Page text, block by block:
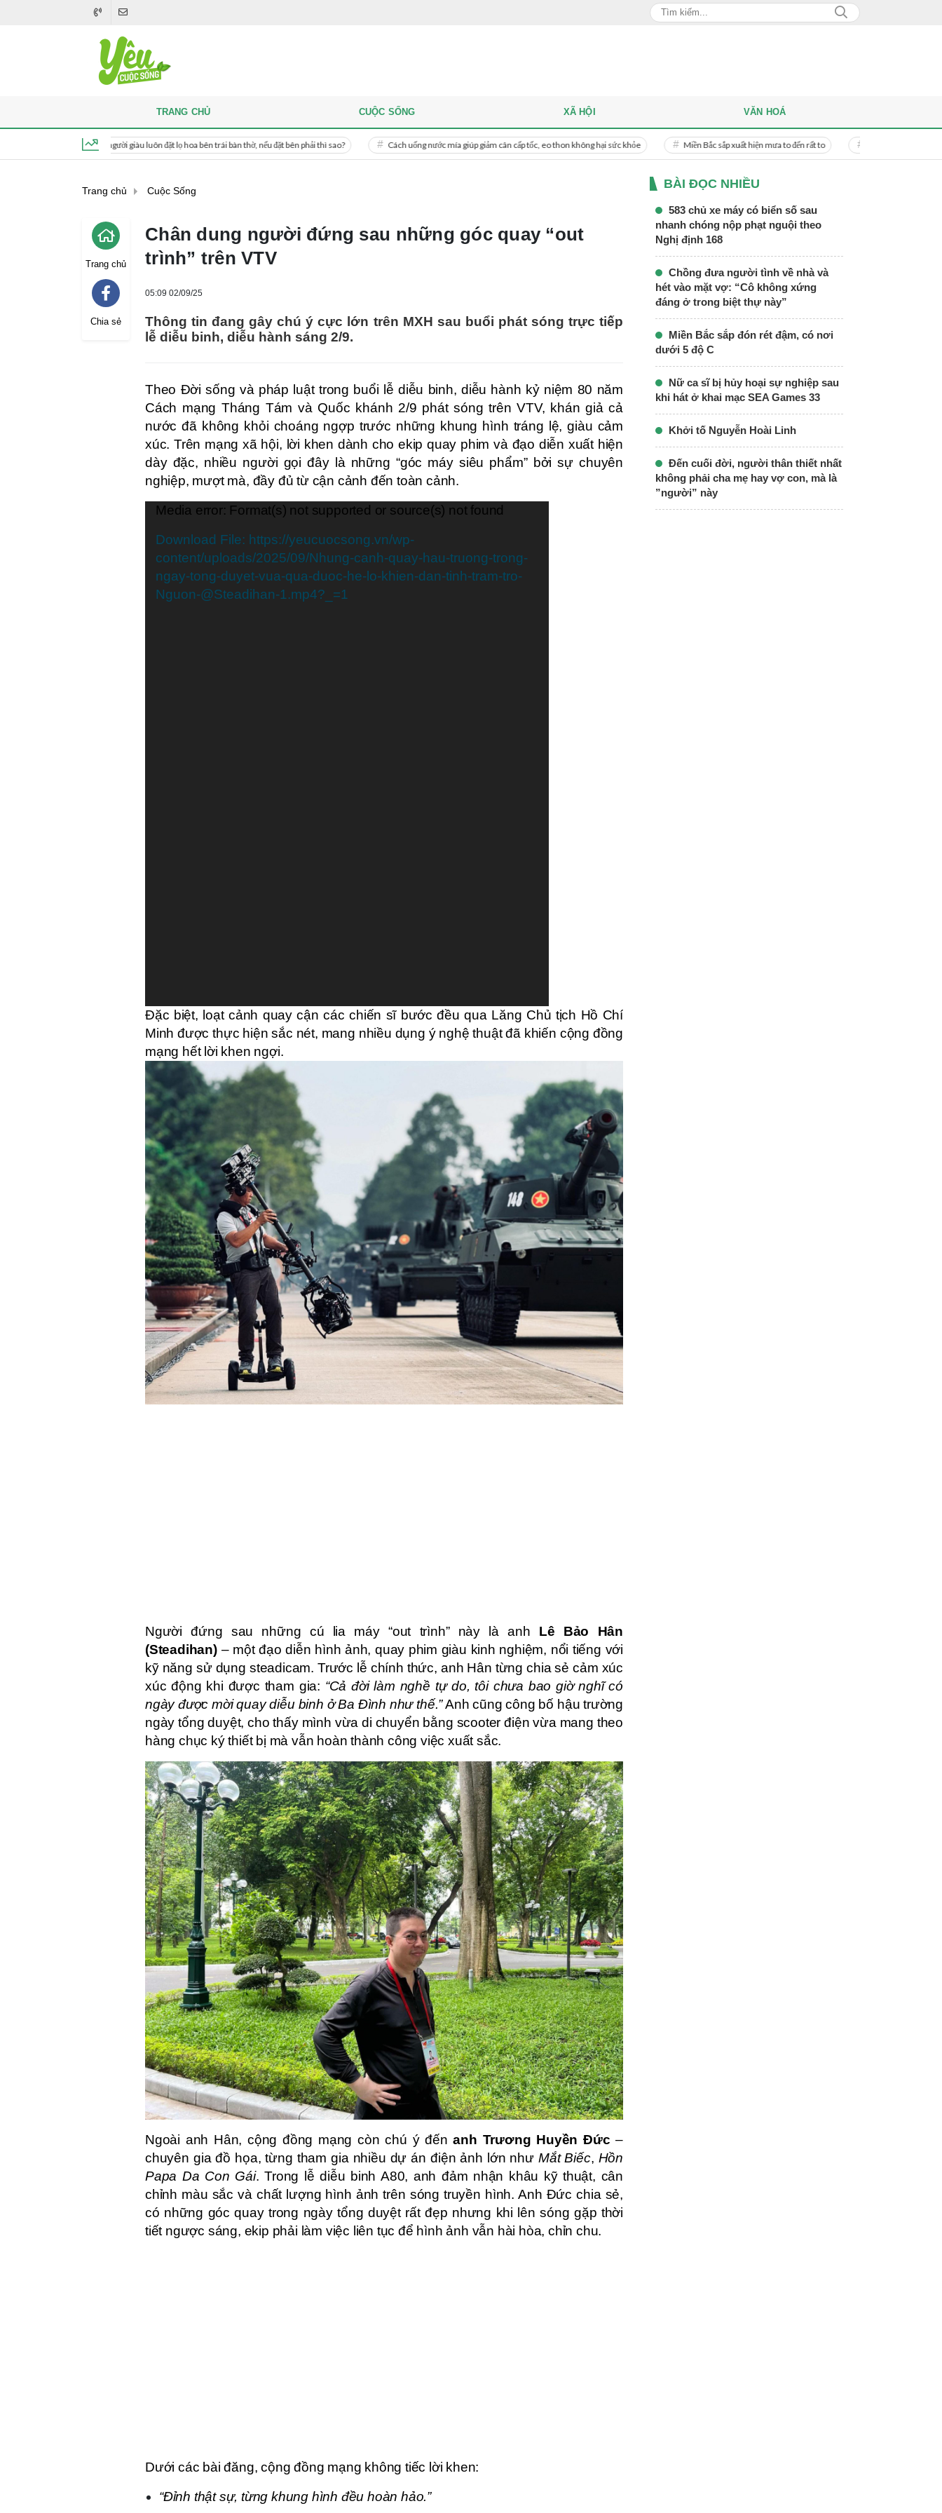
Khi thắp hương, người giàu luôn đặt lọ hoa bên trái bàn thờ, nếu đặt bên phải thì sao? Cách uống nước mía giúp giảm cân cấp tốc, eo thon không hại sức khỏe Miền Bắc sắp xuất hiện mưa to đến rất to Danh tính người phụ nữ bị bạn
TRANG CHỦ CUỘC SỐNG XÃ HỘI VĂN HOÁ
Trang chủ Cuộc Sống
Trang chủ
Chia sẻ
Chân dung người đứng sau những góc quay “out
trình” trên VTV
05:09 02/09/25
Thông tin đang gây chú ý cực lớn trên MXH sau buổi phát sóng trực tiếp
lễ diễu binh, diễu hành sáng 2/9.
Theo Đời sống và pháp luật trong buổi lễ diễu binh, diễu hành kỷ niệm 80 năm
Cách mạng Tháng Tám và Quốc khánh 2/9 phát sóng trên VTV, khán giả cả
nước đã không khỏi choáng ngợp trước những khung hình tráng lệ, giàu cảm
xúc. Trên mạng xã hội, lời khen dành cho ekip quay phim và đạo diễn xuất hiện
dày đặc, nhiều người gọi đây là những “góc máy siêu phẩm” bởi sự chuyên
nghiệp, mượt mà, đầy đủ từ cận cảnh đến toàn cảnh.
Video
Media error: Format(s) not supported or source(s) not found
Download File: https://yeucuocsong.vn/wp-
content/uploads/2025/09/Nhung-canh-quay-hau-truong-trong-
ngay-tong-duyet-vua-qua-duoc-he-lo-khien-dan-tinh-tram-tro-
Nguon-@Steadihan-1.mp4?_=1
Đặc biệt, loạt cảnh quay cận các chiến sĩ bước đều qua Lăng Chủ tịch Hồ Chí
Minh được thực hiện sắc nét, mang nhiều dụng ý nghệ thuật đã khiến cộng đồng
mạng hết lời khen ngợi.
Người đứng sau những cú lia máy “out trình” này là anh Lê Bảo Hân
(Steadihan)– một đạo diễn hình ảnh, quay phim giàu kinh nghiệm, nổi tiếng với
kỹ năng sử dụng steadicam. Trước lễ chính thức, anh Hân từng chia sẻ cảm xúc
xúc động khi được tham gia: “Cả đời làm nghề tự do, tôi chưa bao giờ nghĩ có
ngày được mời quay diễu binh ở Ba Đình như thế.”Anh cũng công bố hậu trường
ngày tổng duyệt, cho thấy mình vừa di chuyển bằng scooter điện vừa mang theo
hàng chục ký thiết bị mà vẫn hoàn thành công việc xuất sắc.
Ngoài anh Hân, cộng đồng mạng còn chú ý đếnanh Trương Huyền Đức –
chuyên gia đồ họa, từng tham gia nhiều dự án điện ảnh lớn như Mắt Biếc, Hồn
Papa Da Con Gái. Trong lễ diễu binh A80, anh đảm nhận khâu kỹ thuật, cân
chỉnh màu sắc và chất lượng hình ảnh trên sóng truyền hình. Anh Đức chia sẻ,
có những góc quay trong ngày tổng duyệt rất đẹp nhưng khi lên sóng gặp thời
tiết ngược sáng, ekip phải làm việc liên tục để hình ảnh vẫn hài hòa, chỉn chu.
Dưới các bài đăng, cộng đồng mạng không tiếc lời khen:
“Đỉnh thật sự, từng khung hình đều hoàn hảo.”
BÀI ĐỌC NHIỀU
583 chủ xe máy có biển số sau
nhanh chóng nộp phạt nguội theo
Nghị định 168
Chồng đưa người tình về nhà và
hét vào mặt vợ: “Cô không xứng
đáng ở trong biệt thự này”
Miền Bắc sắp đón rét đậm, có nơi
dưới 5 độ C
Nữ ca sĩ bị hủy hoại sự nghiệp sau
khi hát ở khai mạc SEA Games 33
Khởi tố Nguyễn Hoài Linh
Đến cuối đời, người thân thiết nhất
không phải cha mẹ hay vợ con, mà là
”người” này